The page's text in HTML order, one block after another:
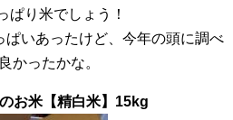
ぱり米でしょう！
いあったけど、今年の頭に調べ
かったかな。
お米【精白米】15kg